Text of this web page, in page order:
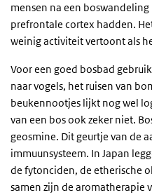
mensen na een
prefrontale cortex hadden.
weinig activiteit vertoont als
Voor een goed bosbad
naar vogels, het ruisen van
beukennootjes lijkt nog wel
van een bos ook zeker niet.
geosmine. Dit geurtje van de
immuunsysteem. In Japan
de fytonciden, de etherische
samen zijn de aromatherapie